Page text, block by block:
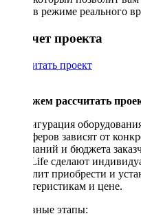
в режиме реального
Рассчет проекта
Рассчитать проект
Поможем рассчитать
Конфигурация
сабвуферов зависят от
пожеланий и бюджета
DriveLife сделают
позволит приобрести и
характеристикам и цене.
Основные этапы: